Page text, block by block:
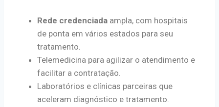
Rede credenciada ampla, com hospitais
de ponta em vários estados para seu
tratamento.
Telemedicina para agilizar o atendimento e
facilitar a contratação.
Laboratórios e clínicas parceiras que
aceleram diagnóstico e tratamento.